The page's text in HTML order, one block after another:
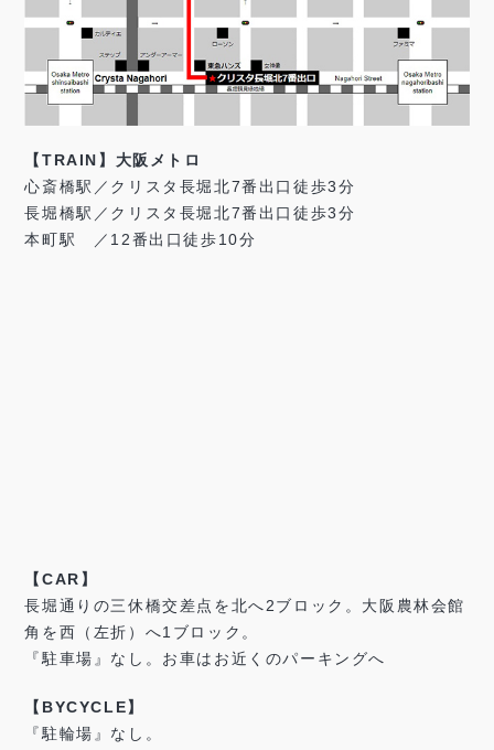
【TRAIN】大阪メトロ
心斎橋駅／クリスタ長堀北7番出口徒歩3分
長堀橋駅／クリスタ長堀北7番出口徒歩3分
本町駅 ／12番出口徒歩10分
【CAR】
長堀通りの三休橋交差点を北へ2ブロック。大阪農林会館
角を西（左折）へ1ブロック。
『駐車場』なし。お車はお近くのパーキングへ
【BYCYCLE】
『駐輪場』なし。